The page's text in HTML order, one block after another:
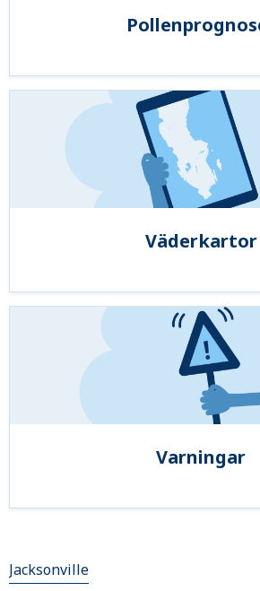
Väderkartor
Varningar
Jacksonville